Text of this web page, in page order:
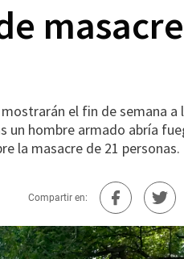
el fin de semana
un hombre armado abría
la masacre de 21 personas.
Compartir en: